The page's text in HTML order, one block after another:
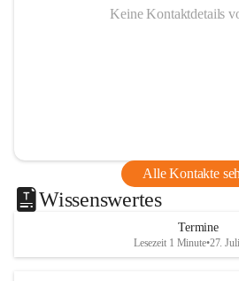
Keine Kontaktdetails
Alle Kontakte
Wissenswertes
Termine
Lesezeit 1 Minute•27.